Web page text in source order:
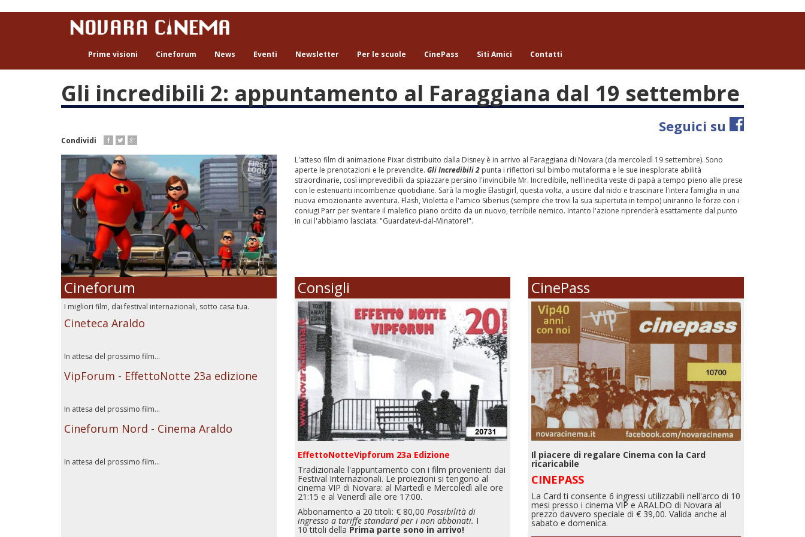
Prime visioni Cineforum News Eventi Newsletter Per le scuole CinePass Siti Amici Contatti
Gli incredibili 2: appuntamento al Faraggiana dal 19 settembre
Seguici su
Condividi
L'atteso film di animazione Pixar distribuito dalla Disney è in arrivo al Faraggiana di Novara (da mercoledì 19 settembre). Sono
aperte le prenotazioni e le prevendite. Gli Incredibili 2 punta i riflettori sul bimbo mutaforma e le sue inesplorate abilità
straordinarie, così imprevedibili da spiazzare persino l'invincibile Mr. Incredibile, nell'inedita veste di papà a tempo pieno alle prese
con le estenuanti incombenze quotidiane. Sarà la moglie Elastigirl, questa volta, a uscire dal nido e trascinare l'intera famiglia in una
nuova emozionante avventura. Flash, Violetta e l'amico Siberius (sempre che trovi la sua supertuta in tempo) uniranno le forze con i
coniugi Parr per sventare il malefico piano ordito da un nuovo, terribile nemico. Intanto l'azione riprenderà esattamente dal punto
in cui l'abbiamo lasciata: "Guardatevi-dal-Minatore!".
Cineforum
I migliori film, dai festival internazionali, sotto casa tua.
Cineteca Araldo
In attesa del prossimo film...
VipForum - EffettoNotte 23a edizione
In attesa del prossimo film...
Cineforum Nord - Cinema Araldo
In attesa del prossimo film...
Consigli
EffettoNotteVipforum 23a Edizione
Tradizionale l'appuntamento con i film provenienti dai
Festival Internazionali. Le proiezioni si tengono al
cinema VIP di Novara: al Martedì e Mercoledì alle ore
21:15 e al Venerdì alle ore 17:00.
Abbonamento a 20 titoli: € 80,00 Possibilità di
ingresso a tariffe standard per i non abbonati. I
10 titoli della Prima parte sono in arrivo!
CinePass
Il piacere di regalare Cinema con la Card
ricaricabile
CINEPASS
La Card ti consente 6 ingressi utilizzabili nell'arco di 10
mesi presso i cinema VIP e ARALDO di Novara al
prezzo davvero speciale di € 39,00. Valida anche al
sabato e domenica.